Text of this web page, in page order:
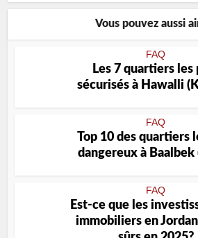
Vous pouvez aussi
FAQ
Les 7 quartiers les
sécurisés à Hawalli
FAQ
Top 10 des quartiers
dangereux à Baalbek
FAQ
Est-ce que les
immobiliers en